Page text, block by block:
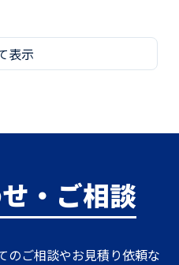
表示
・ご相談
のご相談やお見積り依頼な